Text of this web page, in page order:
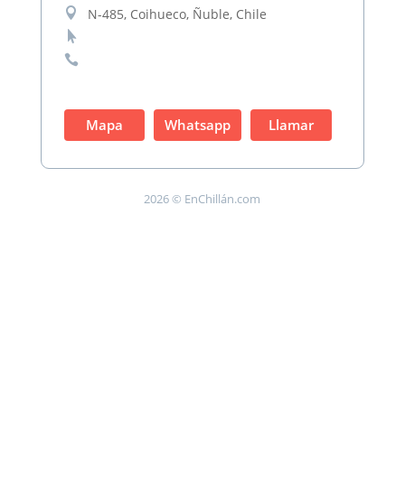
 N-485, Coihueco, Ñuble, Chile


Mapa Whatsapp Llamar
2026 © EnChillán.com